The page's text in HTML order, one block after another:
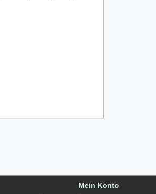
Mein Konto